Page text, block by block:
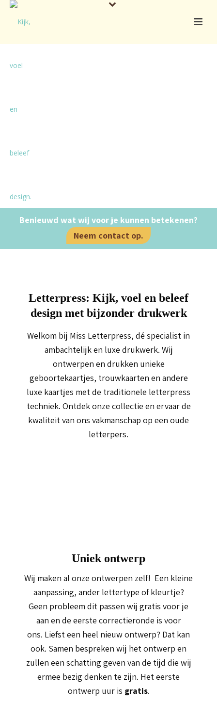
Benieuwd wat wij voor je kunnen betekenen?
Neem contact op.
Letterpress: Kijk, voel en beleef
design met bijzonder drukwerk
Welkom bij Miss Letterpress, dé specialist in
ambachtelijk en luxe drukwerk. Wij
ontwerpen en drukken unieke
geboortekaartjes, trouwkaarten en andere
luxe kaartjes met de traditionele letterpress
techniek. Ontdek onze collectie en ervaar de
kwaliteit van ons vakmanschap op een oude
letterpers.
Uniek ontwerp
Wij maken al onze ontwerpen zelf! Een kleine
aanpassing, ander lettertype of kleurtje?
Geen probleem dit passen wij gratis voor je
aan en de eerste correctieronde is voor
ons. Liefst een heel nieuw ontwerp? Dat kan
ook. Samen bespreken wij het ontwerp en
zullen een schatting geven van de tijd die wij
ermee bezig denken te zijn. Het eerste
ontwerp uur is gratis.